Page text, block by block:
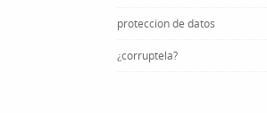
proteccion de datos
¿corruptela?